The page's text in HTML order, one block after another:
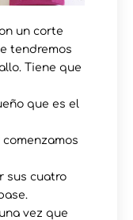
un corte
tendremos
Tiene que
que es el
comenzamos
sus cuatro
vez que